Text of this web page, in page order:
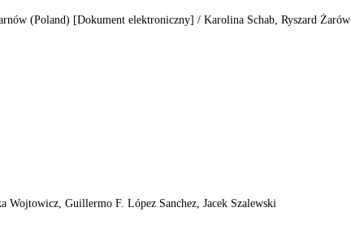
(Poland) [Dokument elektroniczny] / Karolina Schab, Ryszard Żarów
Wojtowicz, Guillermo F. López Sanchez, Jacek Szalewski